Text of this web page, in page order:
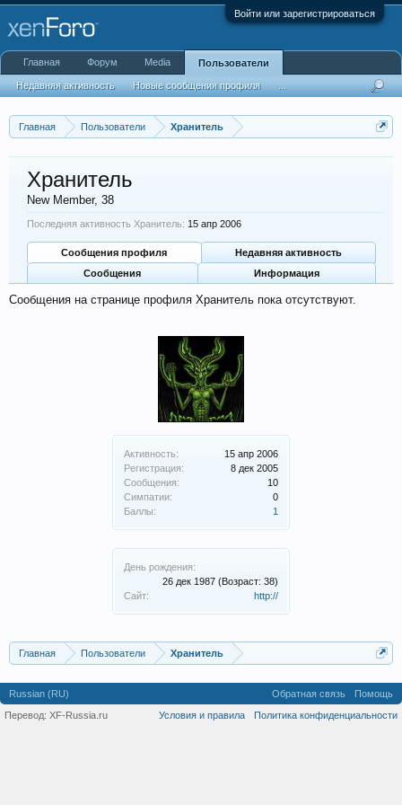
Войти или зарегистрироваться
Главная Пользователи Хранитель
Активность:
15 апр 2006
Регистрация:
8 дек 2005
Сообщения:
10
Симпатии:
0
Баллы:
1
День рождения:
26 дек 1987 (Возраст: 38)
Сайт:
http://
Хранитель
New Member, 38
Последняя активность Хранитель: 15 апр 2006
Сообщения профиля
Недавняя активность
Сообщения
Информация
Сообщения на странице профиля Хранитель пока отсутствуют.
Главная Пользователи Хранитель
Главная Форум Media Пользователи
Недавняя активность Новые сообщения профиля
Russian (RU) Обратная связь
Помощь
Условия и правила
Политика конфиденциальности
Перевод: XF-Russia.ru